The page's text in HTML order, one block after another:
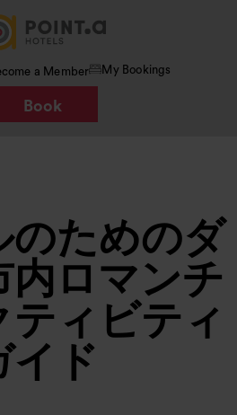
a Member My Bookings
Book
のためのダ
内ロマンチ
ィビティ
イド